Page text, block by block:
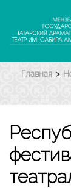
содержимому
Enter)
Главная >